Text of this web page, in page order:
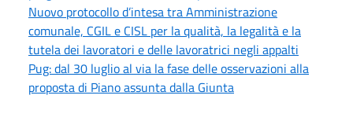
Nuovo protocollo d’intesa tra Amministrazione
comunale, CGIL e CISL per la qualità, la legalità e la
tutela dei lavoratori e delle lavoratrici negli appalti
Pug: dal 30 luglio al via la fase delle osservazioni alla
proposta di Piano assunta dalla Giunta